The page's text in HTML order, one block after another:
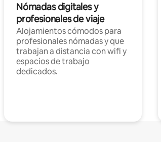
Nómadas digitales y
profesionales de viaje
Alojamientos cómodos para
profesionales nómadas y que
trabajan a distancia con wifi y
espacios de trabajo
dedicados.